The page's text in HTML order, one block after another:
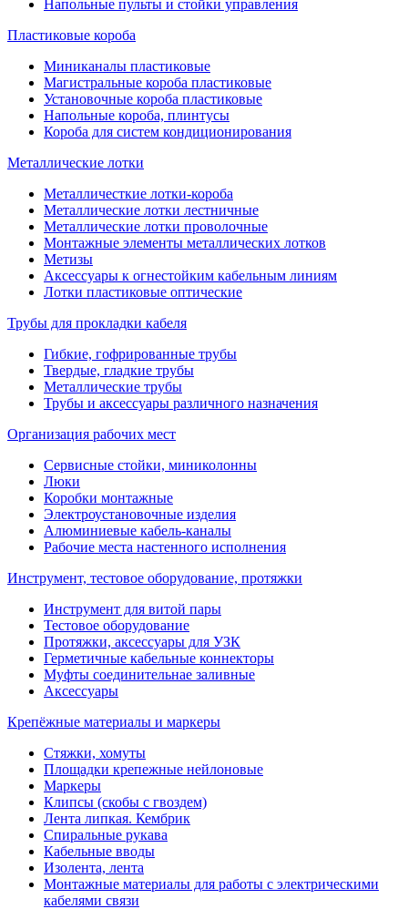
Напольные пульты и стойки управления
Пластиковые короба
Миниканалы пластиковые
Магистральные короба пластиковые
Установочные короба пластиковые
Напольные короба, плинтусы
Короба для систем кондиционирования
Металлические лотки
Металличесткие лотки-короба
Металлические лотки лестничные
Металлические лотки проволочные
Монтажные элементы металлических лотков
Метизы
Аксессуары к огнестойким кабельным линиям
Лотки пластиковые оптические
Трубы для прокладки кабеля
Гибкие, гофрированные трубы
Твердые, гладкие трубы
Металлические трубы
Трубы и аксессуары различного назначения
Организация рабочих мест
Сервисные стойки, миниколонны
Люки
Коробки монтажные
Электроустановочные изделия
Алюминиевые кабель-каналы
Рабочие места настенного исполнения
Инструмент, тестовое оборудование, протяжки
Инструмент для витой пары
Тестовое оборудование
Протяжки, аксессуары для УЗК
Герметичные кабельные коннекторы
Муфты соединительнае заливные
Аксессуары
Крепёжные материалы и маркеры
Стяжки, хомуты
Площадки крепежные нейлоновые
Маркеры
Клипсы (скобы с гвоздем)
Лента липкая. Кембрик
Спиральные рукава
Кабельные вводы
Изолента, лента
Монтажные материалы для работы с электрическими
кабелями связи